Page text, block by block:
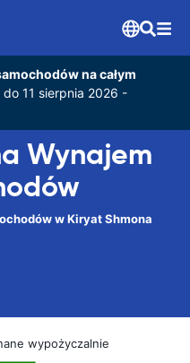
na całym
11 sierpnia 2026 -
Wynajem
w Kiryat Shmona
wypożyczalnie